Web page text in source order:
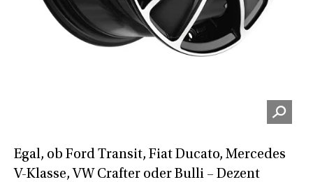
Egal, ob Ford Transit, Fiat Ducato, Mercedes
V-Klasse, VW Crafter oder Bulli – Dezent